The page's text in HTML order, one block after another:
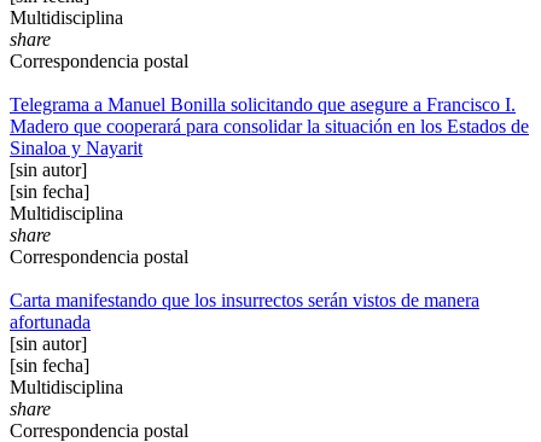
Multidisciplina
share
Correspondencia postal
Telegrama a Manuel Bonilla solicitando que asegure a Francisco I.
Madero que cooperará para consolidar la situación en los Estados de
Sinaloa y Nayarit
[sin autor]
[sin fecha]
Multidisciplina
share
Correspondencia postal
Carta manifestando que los insurrectos serán vistos de manera
afortunada
[sin autor]
[sin fecha]
Multidisciplina
share
Correspondencia postal